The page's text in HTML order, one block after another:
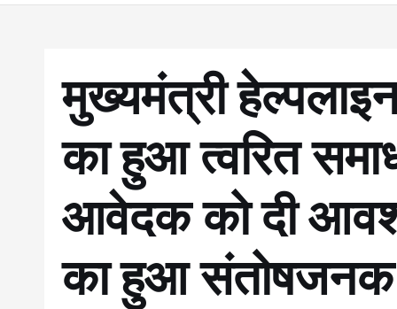
मुख्यमंत्री
का हुआ त्वरित
आवेदक को दी
का हुआ संतोषजनक